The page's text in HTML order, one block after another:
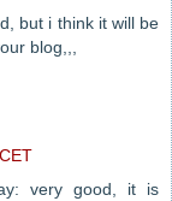
but i think it will be
blog,,,
very good, it is